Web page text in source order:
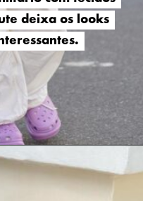
deixa os looks
deixa os looks